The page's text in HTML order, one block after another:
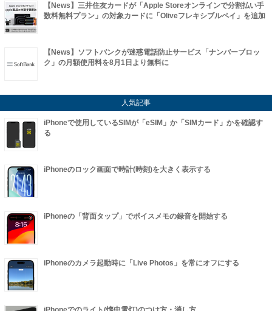
【News】三井住友カードが「Apple Storeオンラインで分割払い手
数料無料プラン」の対象カードに「Oliveフレキシブルペイ」を追加
【News】ソフトバンクが迷惑電話防止サービス「ナンバーブロッ
ク」の月額使用料を8月1日より無料に
人気記事
iPhoneで使用しているSIMが「eSIM」か「SIMカード」かを確認す
る
iPhoneのロック画面で時計(時刻)を大きく表示する
iPhoneの「背面タップ」でボイスメモの録音を開始する
iPhoneのカメラ起動時に「Live Photos」を常にオフにする